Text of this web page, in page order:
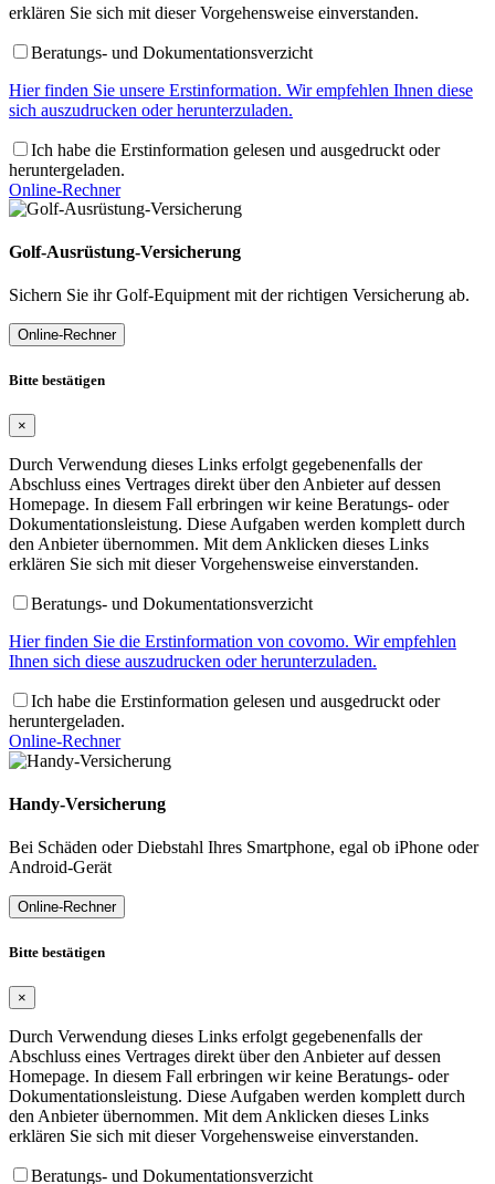
erklären Sie sich mit dieser Vorgehensweise einverstanden.
Beratungs- und Dokumentationsverzicht
Hier finden Sie unsere Erstinformation. Wir empfehlen Ihnen diese
sich auszudrucken oder herunterzuladen.
Ich habe die Erstinformation gelesen und ausgedruckt oder
heruntergeladen.
Online-Rechner
Golf-Ausrüstung-Versicherung
Sichern Sie ihr Golf-Equipment mit der richtigen Versicherung ab.
Online-Rechner
Bitte bestätigen
×
Durch Verwendung dieses Links erfolgt gegebenenfalls der
Abschluss eines Vertrages direkt über den Anbieter auf dessen
Homepage. In diesem Fall erbringen wir keine Beratungs- oder
Dokumentationsleistung. Diese Aufgaben werden komplett durch
den Anbieter übernommen. Mit dem Anklicken dieses Links
erklären Sie sich mit dieser Vorgehensweise einverstanden.
Beratungs- und Dokumentationsverzicht
Hier finden Sie die Erstinformation von covomo. Wir empfehlen
Ihnen sich diese auszudrucken oder herunterzuladen.
Ich habe die Erstinformation gelesen und ausgedruckt oder
heruntergeladen.
Online-Rechner
Handy-Versicherung
Bei Schäden oder Diebstahl Ihres Smartphone, egal ob iPhone oder
Android-Gerät
Online-Rechner
Bitte bestätigen
×
Durch Verwendung dieses Links erfolgt gegebenenfalls der
Abschluss eines Vertrages direkt über den Anbieter auf dessen
Homepage. In diesem Fall erbringen wir keine Beratungs- oder
Dokumentationsleistung. Diese Aufgaben werden komplett durch
den Anbieter übernommen. Mit dem Anklicken dieses Links
erklären Sie sich mit dieser Vorgehensweise einverstanden.
Beratungs- und Dokumentationsverzicht